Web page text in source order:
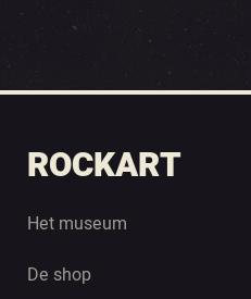
ROCKART
Het museum
De shop